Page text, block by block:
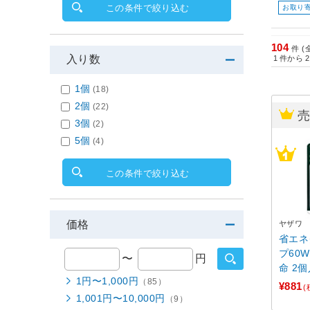
お取り
104 件 (
1 件から
ヤザワ
省エ
プ
命 2
P ［E17 /60W相当 /電
¥881 (
この条件で絞り込む
入り数
1個 (18)
2個 (22)
3個 (2)
5個 (4)
この条件で絞り込む
価格
〜 円
1円〜1,000円 （85）
1,001円〜10,000円 （9）